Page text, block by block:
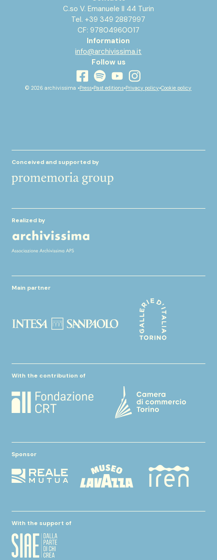
C.so V. Emanuele II 44 Turin
Tel. +39 349 2887997
CF: 97804960017
Information
info@archivissima.it
Follow us
facebook
spotifyyoutubeinstagram
© 2026 archivissima •Press•Past editions•Privacy policy•Cookie policy
Conceived and supported by
Realized by
Main partner
With the contribution of
Sponsor
With the support of